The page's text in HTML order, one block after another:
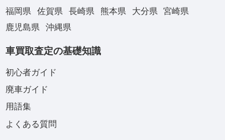
福岡県
佐賀県 長崎県 熊本県 大分県
宮崎県
鹿児島県
沖縄県
車買取査定の基礎知識
初心者ガイド
廃車ガイド
用語集
よくある質問